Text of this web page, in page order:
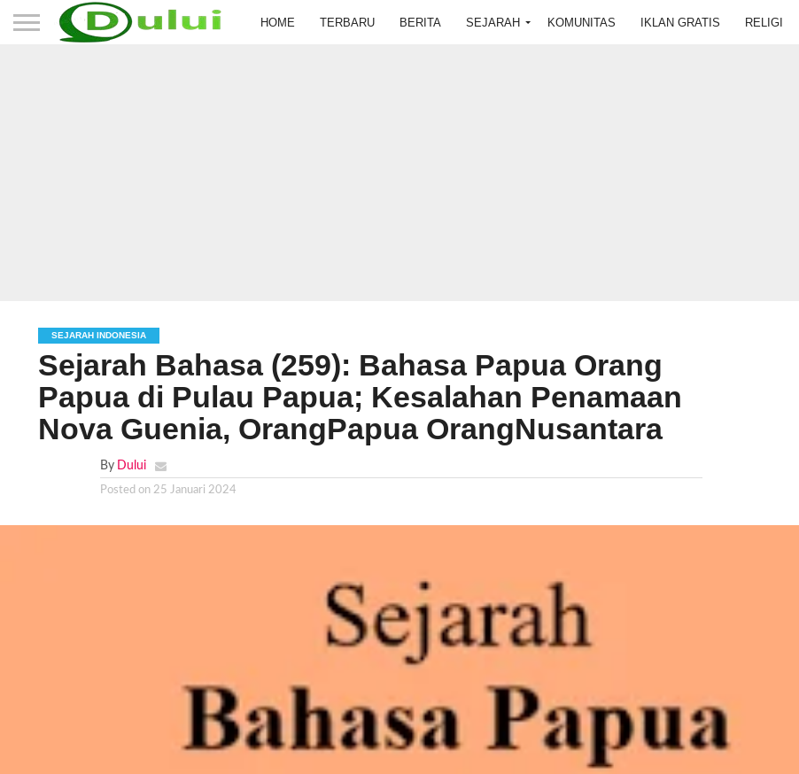
HOME TERBARU BERITA SEJARAH KOMUNITAS IKLAN GRATIS RELIGI
SEJARAH INDONESIA
Sejarah Bahasa (259): Bahasa Papua Orang
Papua di Pulau Papua; Kesalahan Penamaan
Nova Guenia, OrangPapua OrangNusantara
By Dului
Posted on 25 Januari 2024